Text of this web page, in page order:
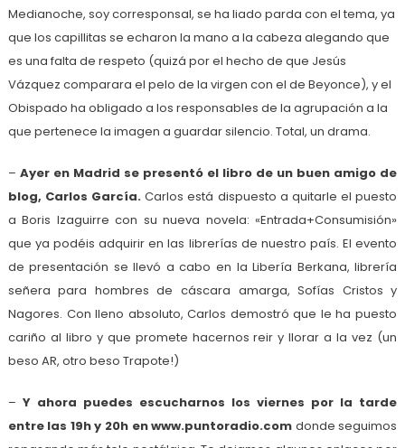
Medianoche, soy corresponsal, se ha liado parda con el tema, ya
que los capillitas se echaron la mano a la cabeza alegando que
es una falta de respeto (quizá por el hecho de que Jesús
Vázquez comparara el pelo de la virgen con el de Beyonce), y el
Obispado ha obligado a los responsables de la agrupación a la
que pertenece la imagen a guardar silencio. Total, un drama.
– Ayer en Madrid se presentó el libro de un buen amigo de
blog, Carlos García. Carlos está dispuesto a quitarle el puesto
a Boris Izaguirre con su nueva novela: «Entrada+Consumisión»
que ya podéis adquirir en las librerías de nuestro país. El evento
de presentación se llevó a cabo en la Libería Berkana, librería
señera para hombres de cáscara amarga, Sofías Cristos y
Nagores. Con lleno absoluto, Carlos demostró que le ha puesto
cariño al libro y que promete hacernos reir y llorar a la vez (un
beso AR, otro beso Trapote!)
– Y ahora puedes escucharnos los viernes por la tarde
entre las 19h y 20h en www.puntoradio.com donde seguimos